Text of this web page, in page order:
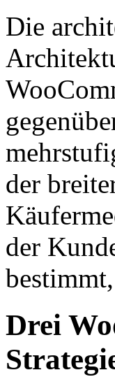
Die
der
der
Drei